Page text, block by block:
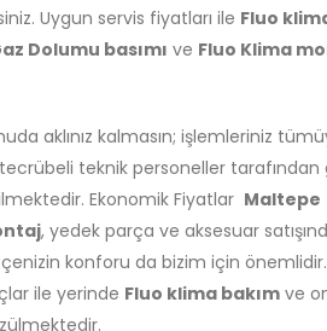
Uygun servis fiyatları ile Fluo
Dolumu basımı ve Fluo Klima
aklınız kalmasın; işlemleriniz
teknik personeller
Ekonomik Fiyatlar Maltepe
, yedek parça ve aksesuar
konforu da bizim için
ile yerinde Fluo klima bakımve